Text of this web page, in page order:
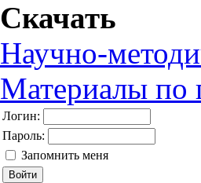
Скачать
Научно-
Материалы по
Логин:
Пароль:
Запомнить меня